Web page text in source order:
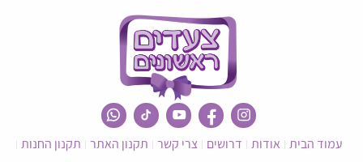
עמוד הבית אודות דרושים צרי קשר תקנון האתר תקנון החנות